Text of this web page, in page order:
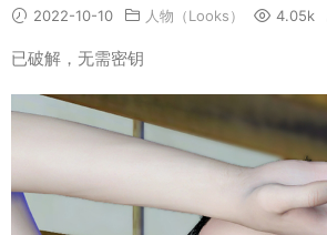
2022-10-10 人物（Looks） 4.05k
已破解，无需密钥